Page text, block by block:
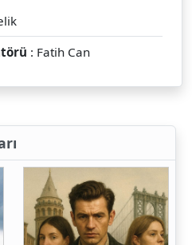
: Fatih Can